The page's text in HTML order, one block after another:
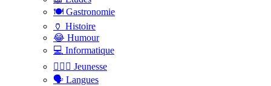
🍽️ Gastronomie
🏺 Histoire
😂 Humour
💻 Informatique
🤸🏽‍♀️ Jeunesse
🗣 Langues